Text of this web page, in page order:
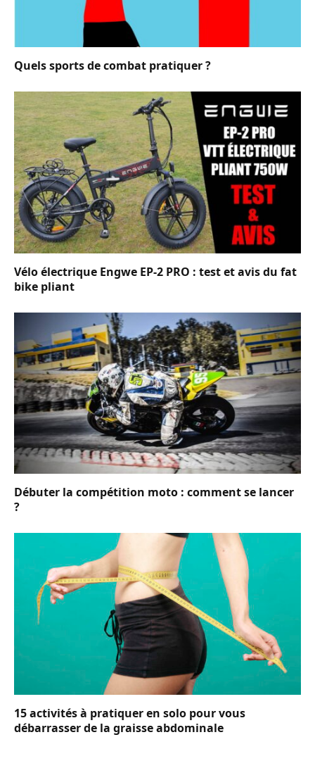
Quels sports de combat pratiquer ?
Vélo électrique Engwe EP-2 PRO : test et avis du fat
bike pliant
Débuter la compétition moto : comment se lancer
?
15 activités à pratiquer en solo pour vous
débarrasser de la graisse abdominale